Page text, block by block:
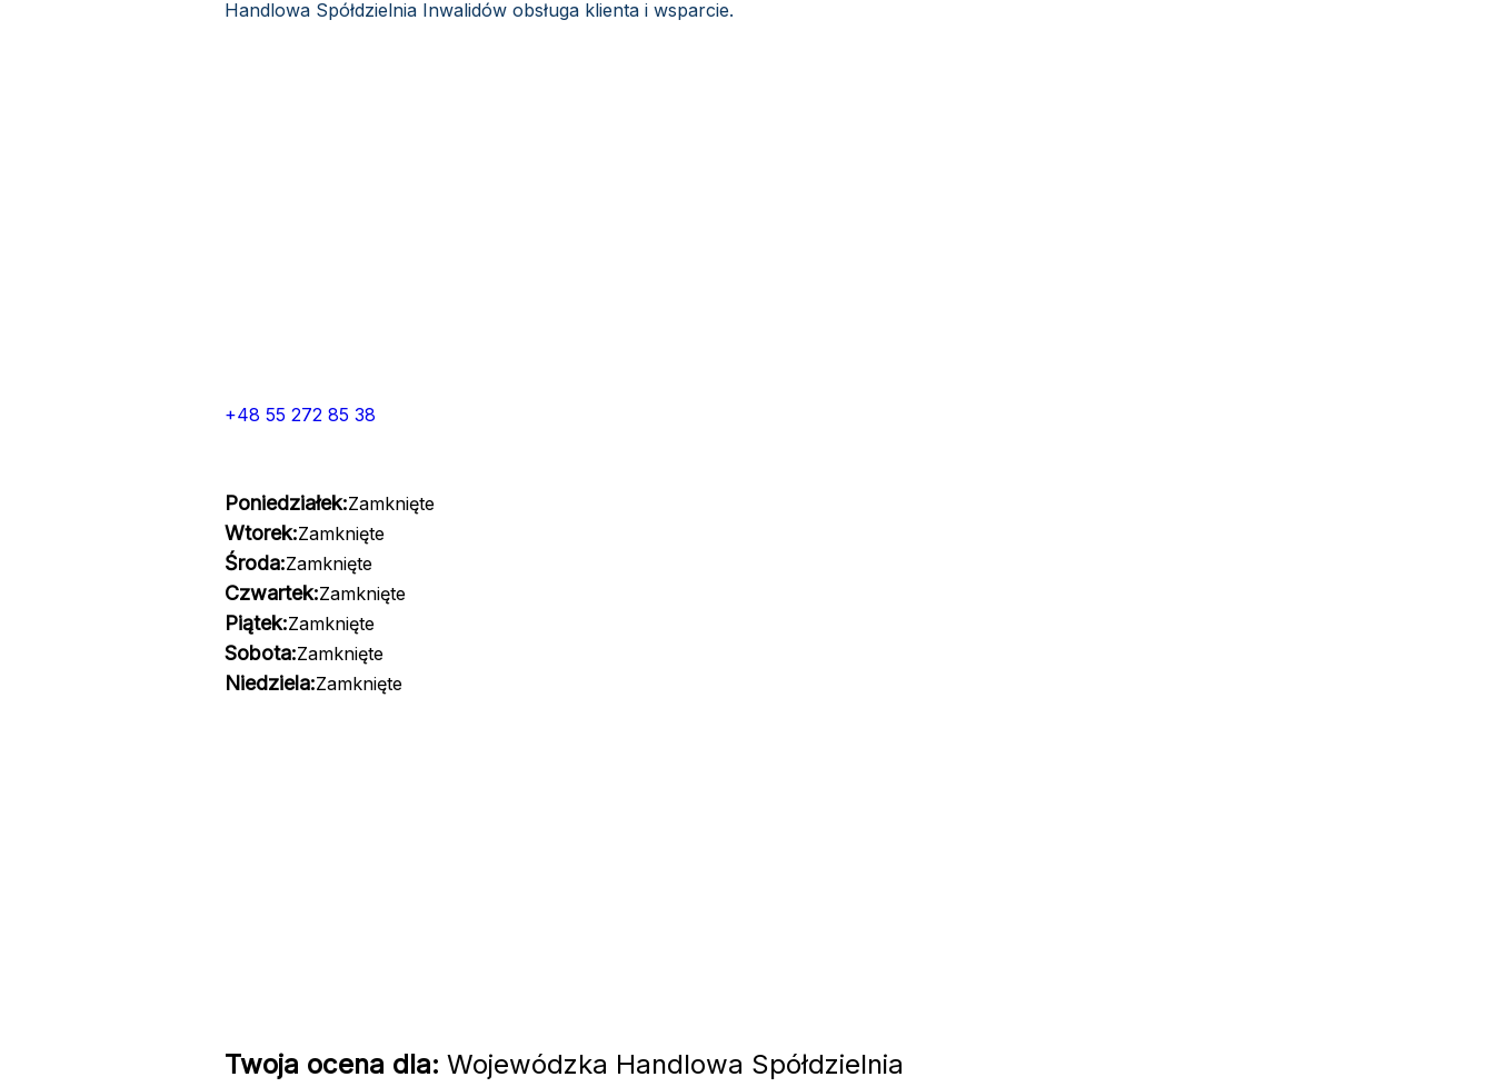
Handlowa Spółdzielnia Inwalidów obsługa klienta i wsparcie.
+48 55 272 85 38
Poniedziałek:Zamknięte
Wtorek:Zamknięte
Środa:Zamknięte
Czwartek:Zamknięte
Piątek:Zamknięte
Sobota:Zamknięte
Niedziela:Zamknięte
Twoja ocena dla: Wojewódzka Handlowa Spółdzielnia